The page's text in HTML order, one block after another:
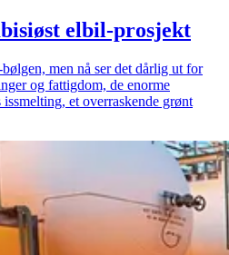
elbil-prosjekt
men nå ser det dårlig ut for
og fattigdom, de enorme
et overraskende grønt